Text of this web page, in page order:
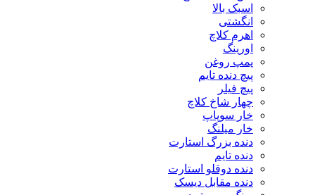
اسبک بالا
انگشتی
اهرم کلاچ
اورینگ
پمپ روغن
پیچ دنده تایم
پیچ فیلر
چهار شاخ کلاچ
خار سوپاپ
خار میلنگ
دنده بزرگ استارت
دنده تایم
دنده دوقلو استارت
دنده مقابل دیسک